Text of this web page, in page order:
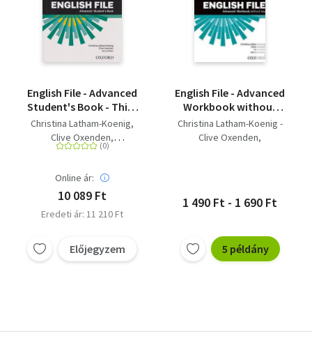
Történelem
English File - Advanced
Student's Book - Third
edition
Christina Latham-Koenig
Clive Oxenden
Jerry Lambert
Online ár:
10 089 Ft
Eredeti ár: 11 210 Ft
Előjegyzem
English File - Advanced
Workbook without
Key - third edition
Christina Latham-Koenig -
Clive Oxenden
1 490 Ft - 1 690 Ft
5 példány